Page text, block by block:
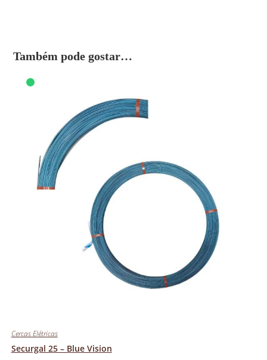
Também pode gostar…
Cercas Elétricas
Securgal 25 – Blue Vision